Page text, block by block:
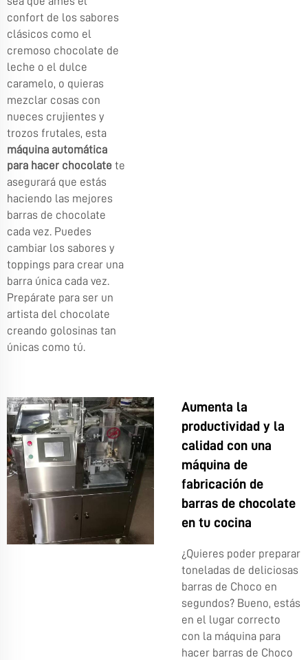
confort de los sabores
clásicos como el
cremoso chocolate de
leche o el dulce
caramelo, o quieras
mezclar cosas con
nueces crujientes y
trozos frutales, esta
máquina automática
para hacer chocolate te
asegurará que estás
haciendo las mejores
barras de chocolate
cada vez. Puedes
cambiar los sabores y
toppings para crear una
barra única cada vez.
Prepárate para ser un
artista del chocolate
creando golosinas tan
únicas como tú.
Aumenta la
productividad y la
calidad con una
máquina de
fabricación de
barras de chocolate
en tu cocina
¿Quieres poder preparar
toneladas de deliciosas
barras de Choco en
segundos? Bueno, estás
en el lugar correcto
con la máquina para
hacer barras de Choco